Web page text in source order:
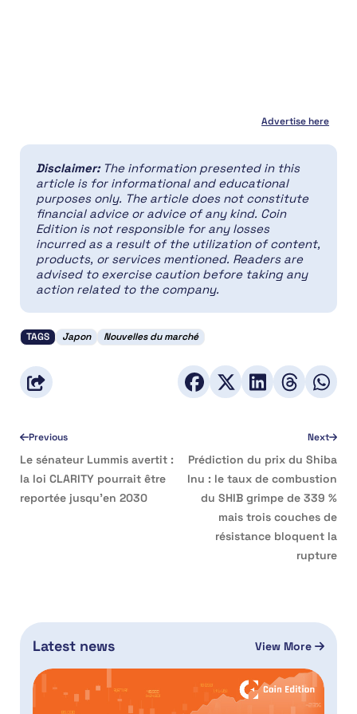
Advertise here
Disclaimer: The information presented in this
article is for informational and educational
purposes only. The article does not constitute
financial advice or advice of any kind. Coin
Edition is not responsible for any losses
incurred as a result of the utilization of content,
products, or services mentioned. Readers are
advised to exercise caution before taking any
action related to the company.
TAGS Japon Nouvelles du marché
Previous
Le sénateur Lummis avertit :
la loi CLARITY pourrait être
reportée jusqu’en 2030
Next
Prédiction du prix du Shiba
Inu : le taux de combustion
du SHIB grimpe de 339 %
mais trois couches de
résistance bloquent la
rupture
Latest news View More